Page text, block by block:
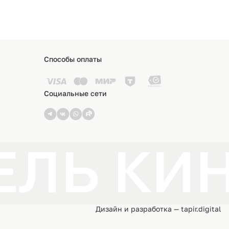
Способы оплаты
Социальные сети
Дизайн и разработка — tapir.digital